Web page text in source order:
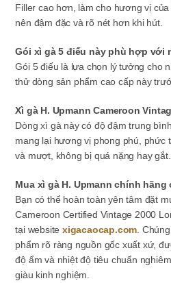
Filler cao hơn, làm cho hương vị
nên đậm đặc và rõ nét hơn khi hút.
Gói xì gà 5 điếu này phù hợp với
Gói 5 điếu là lựa chọn lý tưởng cho
thử dòng sản phẩm cao cấp này
Xì gà H. Upmann Cameroon
Dòng xì gà này có độ đậm trung
mang lại hương vị phong phú, phức
và mượt, không bị quá nặng hay gắt.
Mua xì gà H. Upmann chính
Bạn có thể hoàn toàn yên tâm đặt
Cameroon Certified Vintage 2000
tại websitexigacaocap.com .
phẩm rõ ràng nguồn gốc xuất xứ,
độ ẩm và nhiệt độ tiêu chuẩn
giàu kinh nghiệm.